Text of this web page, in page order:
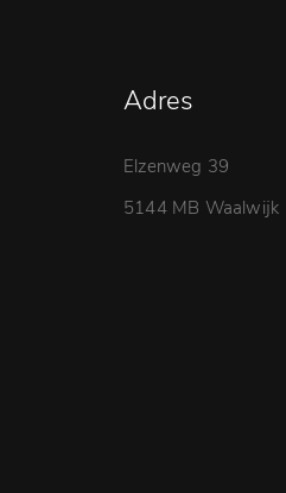
Adres
Elzenweg 39
5144 MB Waalwijk